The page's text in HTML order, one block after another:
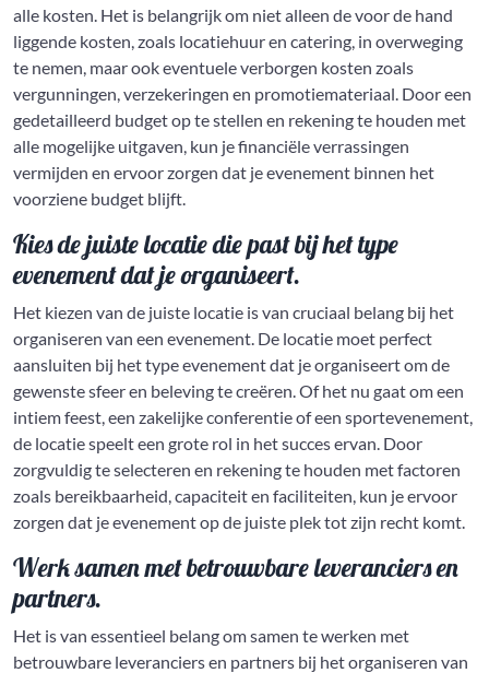
alle kosten. Het is belangrijk om niet alleen de voor de hand
liggende kosten, zoals locatiehuur en catering, in overweging
te nemen, maar ook eventuele verborgen kosten zoals
vergunningen, verzekeringen en promotiemateriaal. Door een
gedetailleerd budget op te stellen en rekening te houden met
alle mogelijke uitgaven, kun je financiële verrassingen
vermijden en ervoor zorgen dat je evenement binnen het
voorziene budget blijft.
Kies de juiste locatie die past bij het type
evenement dat je organiseert.
Het kiezen van de juiste locatie is van cruciaal belang bij het
organiseren van een evenement. De locatie moet perfect
aansluiten bij het type evenement dat je organiseert om de
gewenste sfeer en beleving te creëren. Of het nu gaat om een
intiem feest, een zakelijke conferentie of een sportevenement,
de locatie speelt een grote rol in het succes ervan. Door
zorgvuldig te selecteren en rekening te houden met factoren
zoals bereikbaarheid, capaciteit en faciliteiten, kun je ervoor
zorgen dat je evenement op de juiste plek tot zijn recht komt.
Werk samen met betrouwbare leveranciers en
partners.
Het is van essentieel belang om samen te werken met
betrouwbare leveranciers en partners bij het organiseren van